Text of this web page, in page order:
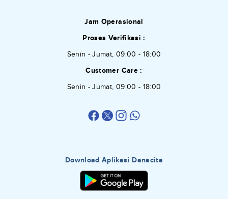
Jam Operasional
Proses Verifikasi :
Senin - Jumat, 09:00 - 18:00
Customer Care :
Senin - Jumat, 09:00 - 18:00
Download Aplikasi Danacita